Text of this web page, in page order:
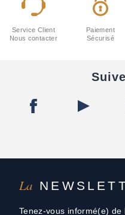
La
Tenez-vous informé(e)
Service Client
Nous contacter
Paiement
Sécurisé